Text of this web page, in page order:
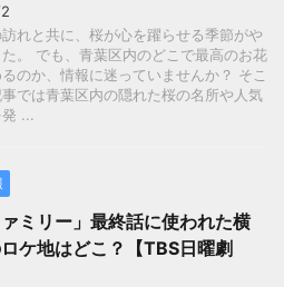
れと共に、桜が心を躍らせる季節がや
。 でも、青葉区内のどこで最高のお花
のか、情報に迷っていませんか？ そこ
では青葉区内の隠れた桜の名所や人気
...
ァミリー」最終話に使われた横
ケ地はどこ？【TBS日曜劇